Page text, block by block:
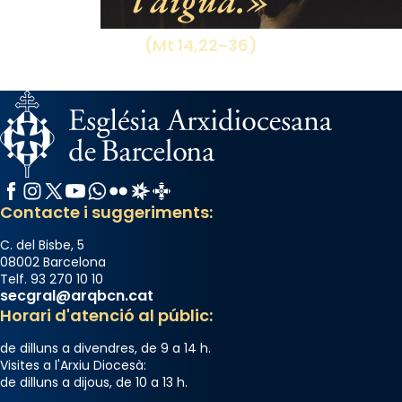
Aquest dilluns, 27 de juliol, ha tingut lloc la
missa d’acció de gràcies en agraïment al
comitè organitzador de la visita apostòlica
col·laboradors, a la Catedral de Barcelona.
L’arquebisbe de Barcelona, el cardenal Joan
Josep Omella, ha presidit la missa i l’ha
concelebrat el bisbe auxiliar de Barcelona,
Mons. David Abadías.
Photo
View on Facebook Share
Arquebisbat de Barcelona
2 weeks ago
Memòria de les santes Juliana i
(Mt 14,22-36)
Facebook
Instagram
X / Twitter
YouTube
WhatsApp
FlickrRadio Estel
Catalunya Cristiana
Contacte i suggeriments:
C. del Bisbe, 5
08002 Barcelona
Telf. 93 270 10 10
secgral@arqbcn.cat
Horari d'atenció al públic:
de dilluns a divendres, de 9 a 14 h.
Visites a l'Arxiu Diocesà:
de dilluns a dijous, de 10 a 13 h.